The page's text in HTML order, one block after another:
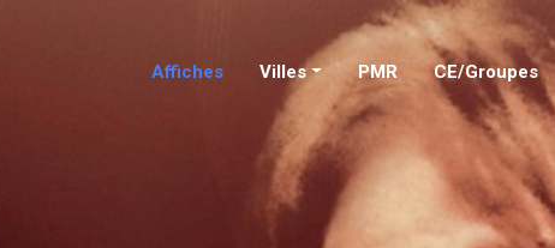
Affiches Villes PMR CE/Groupes